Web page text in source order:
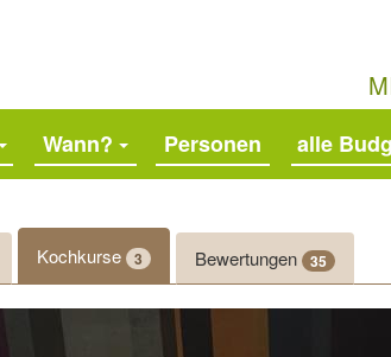
Wann? alle
Kochkurse 3 Bewertungen 35